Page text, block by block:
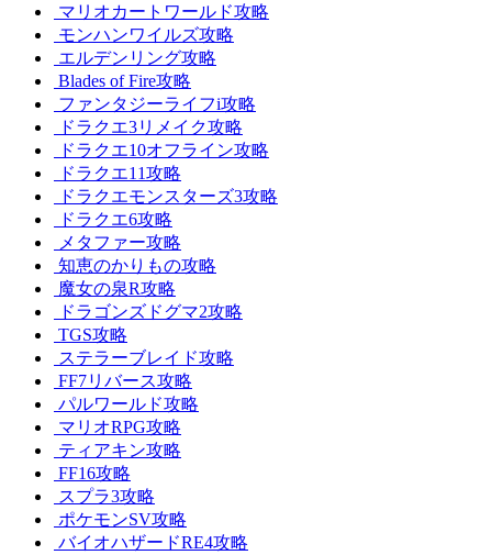
マリオカートワールド攻略
モンハンワイルズ攻略
エルデンリング攻略
Blades of Fire攻略
ファンタジーライフi攻略
ドラクエ3リメイク攻略
ドラクエ10オフライン攻略
ドラクエ11攻略
ドラクエモンスターズ3攻略
ドラクエ6攻略
メタファー攻略
知恵のかりもの攻略
魔女の泉R攻略
ドラゴンズドグマ2攻略
TGS攻略
ステラーブレイド攻略
FF7リバース攻略
パルワールド攻略
マリオRPG攻略
ティアキン攻略
FF16攻略
スプラ3攻略
ポケモンSV攻略
バイオハザードRE4攻略